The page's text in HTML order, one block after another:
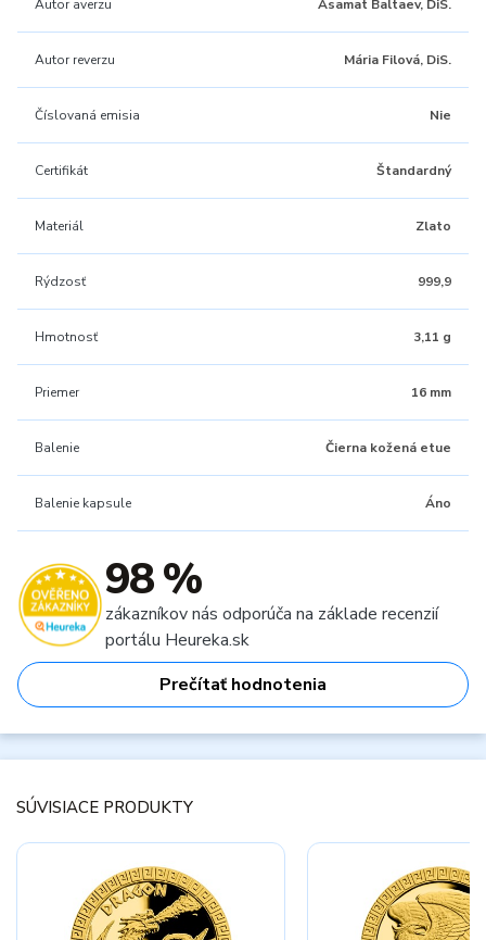
Autor averzu Asamat Baltaev, DiS.
Autor reverzu Mária Filová, DiS.
Číslovaná emisia Nie
Certifikát Štandardný
Materiál Zlato
Rýdzosť 999,9
Hmotnosť 3,11 g
Priemer 16 mm
Balenie Čierna kožená etue
Balenie kapsule Áno
98 %
zákazníkov nás odporúča na základe recenzií
portálu Heureka.sk
Prečítať hodnotenia
SÚVISIACE PRODUKTY